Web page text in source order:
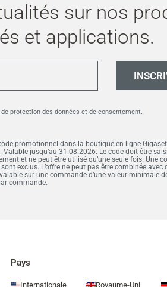
sur nos
et applications.
protection des données et de consentement.
promotionnel dans la boutique en ligne
jusqu’au 31.08.2026. Le code doit être
et ne peut être utilisé qu’une seule fois. Une
exclus. L’offre ne peut pas être combinée avec
sur une commande d’une valeur minimale
commande.
Pays
Internationale Royaume-Uni